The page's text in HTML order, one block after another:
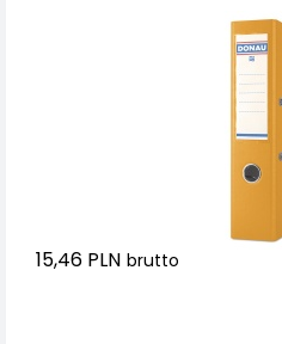
15,46 PLN brutto